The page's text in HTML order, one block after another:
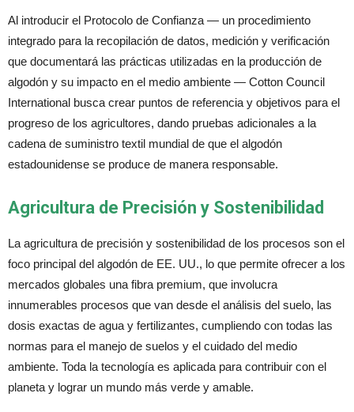
Al introducir el Protocolo de Confianza — un procedimiento
integrado para la recopilación de datos, medición y verificación
que documentará las prácticas utilizadas en la producción de
algodón y su impacto en el medio ambiente — Cotton Council
International busca crear puntos de referencia y objetivos para el
progreso de los agricultores, dando pruebas adicionales a la
cadena de suministro textil mundial de que el algodón
estadounidense se produce de manera responsable.
Agricultura de Precisión y Sostenibilidad
La agricultura de precisión y sostenibilidad de los procesos son el
foco principal del algodón de EE. UU., lo que permite ofrecer a los
mercados globales una fibra premium, que involucra
innumerables procesos que van desde el análisis del suelo, las
dosis exactas de agua y fertilizantes, cumpliendo con todas las
normas para el manejo de suelos y el cuidado del medio
ambiente. Toda la tecnología es aplicada para contribuir con el
planeta y lograr un mundo más verde y amable.